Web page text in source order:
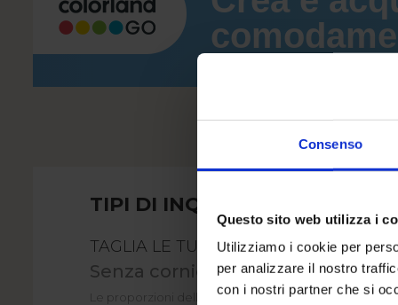
Consenso
Questo sito web utilizza i
Utilizziamo i cookie per
per analizzare il nostro
con i nostri partner che si
TIPI DI INQUADRATURA
TAGLIA LE TUE FOTO ONLINE
Senza cornice
Le proporzioni della foto ritagliata sono 2:3. Ciò